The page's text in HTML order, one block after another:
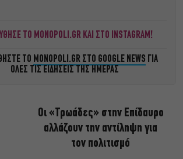
ΤΟ MONOPOLI.GR ΚΑΙ ΣΤΟ INSTAGRAM!
ΤΟ MONOPOLI.GR ΣΤΟ GOOGLE NEWS ΓΙΑ
ΟΛΕΣ ΤΙΣ ΕΙΔΗΣΕΙΣ ΤΗΣ ΗΜΕΡΑΣ
Οι «Τρωάδες» στην Επίδαυρο
αλλάζουν την αντίληψη για
τον πολιτισμό